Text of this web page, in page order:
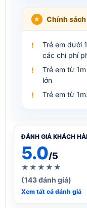
Chính
Trẻ em dưới
các chi phí
Trẻ em từ
lớn
Trẻ em từ
ĐÁNH GIÁ KHÁCH
5.0/5
★★★★★
(143 đánh giá)
Xem tất cả đánh giá